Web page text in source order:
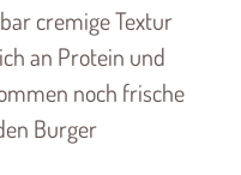
cremige Textur
an Protein und
noch frische
Burger